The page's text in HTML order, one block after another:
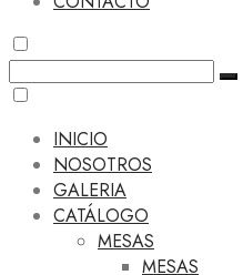
INICIO
NOSOTROS
GALERIA
CATÁLOGO
MESAS
MESAS